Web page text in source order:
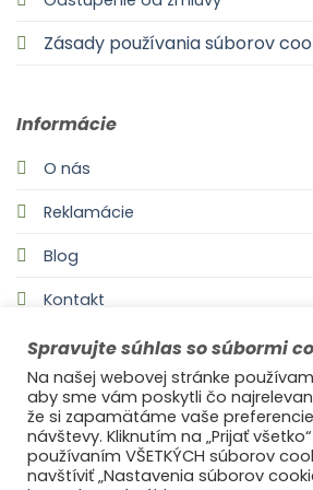
Zásady používania súborov
Informácie
O nás
Reklamácie
Blog
Kontakt
©2021Ufonaut -
Spravujte súhlas so súbormi
Na našej webovej stránke
aby sme vám poskytli čo
že si zapamätáme vaše
návštevy. Kliknutím na „Prijať
používaním VŠETKÝCH súborov
navštíviť „Nastavenia súborov